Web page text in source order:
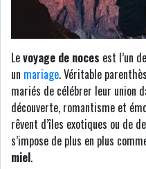
Levoyage de noces est l’un
un mariage. Véritable
mariés de célébrer leur union
découverte, romantisme et
rêvent d’îles exotiques ou de
s’impose de plus en plus
miel.